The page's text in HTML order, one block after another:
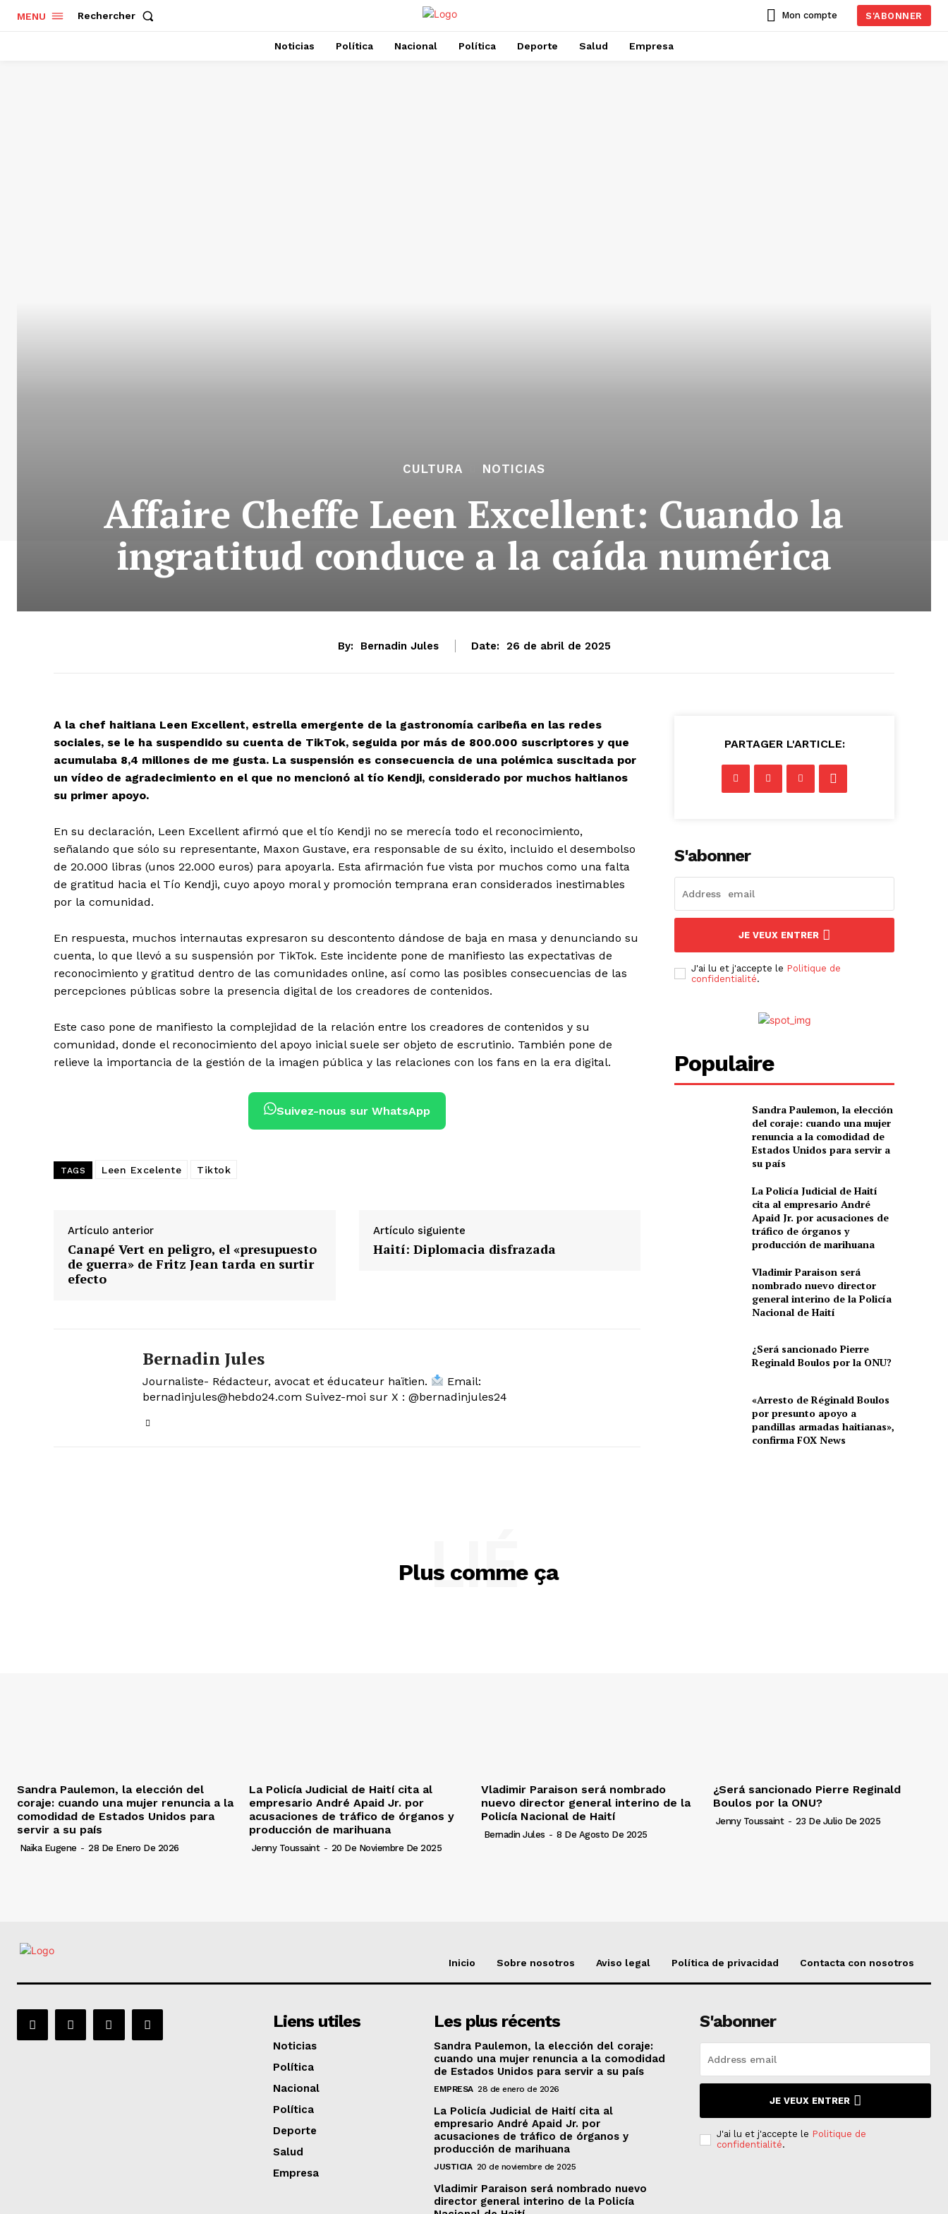
MENU Rechercher Mon compte S'ABONNER
Noticias Política Nacional Política Deporte Salud Empresa
CULTURA NOTICIAS
Affaire Cheffe Leen Excellent: Cuando la
ingratitud conduce a la caída numérica
By: Bernadin Jules Date: 26 de abril de 2025
A la chef haitiana Leen Excellent, estrella emergente de la gastronomía caribeña en las redes
sociales, se le ha suspendido su cuenta de TikTok, seguida por más de 800.000 suscriptores y que
acumulaba 8,4 millones de me gusta. La suspensión es consecuencia de una polémica suscitada por
un vídeo de agradecimiento en el que no mencionó al tío Kendji, considerado por muchos haitianos
su primer apoyo.
En su declaración, Leen Excellent afirmó que el tío Kendji no se merecía todo el reconocimiento,
señalando que sólo su representante, Maxon Gustave, era responsable de su éxito, incluido el desembolso
de 20.000 libras (unos 22.000 euros) para apoyarla. Esta afirmación fue vista por muchos como una falta
de gratitud hacia el Tío Kendji, cuyo apoyo moral y promoción temprana eran considerados inestimables
por la comunidad.
En respuesta, muchos internautas expresaron su descontento dándose de baja en masa y denunciando su
cuenta, lo que llevó a su suspensión por TikTok. Este incidente pone de manifiesto las expectativas de
reconocimiento y gratitud dentro de las comunidades online, así como las posibles consecuencias de las
percepciones públicas sobre la presencia digital de los creadores de contenidos.
Este caso pone de manifiesto la complejidad de la relación entre los creadores de contenidos y su
comunidad, donde el reconocimiento del apoyo inicial suele ser objeto de escrutinio. También pone de
relieve la importancia de la gestión de la imagen pública y las relaciones con los fans en la era digital.
Suivez-nous sur WhatsApp
TAGS Leen Excelente Tiktok
Artículo anterior
Canapé Vert en peligro, el «presupuesto
de guerra» de Fritz Jean tarda en surtir
efecto
Artículo siguiente
Haití: Diplomacia disfrazada
Bernadin Jules
Journaliste- Rédacteur, avocat et éducateur haïtien.
Email:
bernadinjules@hebdo24.com Suivez-moi sur X : @bernadinjules24
PARTAGER L'ARTICLE:
S'abonner
JE VEUX ENTRER
J'ai lu et j'accepte le Politique de
confidentialité.
Populaire
Sandra Paulemon, la elección
del coraje: cuando una mujer
renuncia a la comodidad de
Estados Unidos para servir a
su país
La Policía Judicial de Haití
cita al empresario André
Apaid Jr. por acusaciones de
tráfico de órganos y
producción de marihuana
Vladimir Paraison será
nombrado nuevo director
general interino de la Policía
Nacional de Haití
¿Será sancionado Pierre
Reginald Boulos por la ONU?
«Arresto de Réginald Boulos
por presunto apoyo a
pandillas armadas haitianas»,
confirma FOX News
Plus comme ça
LIÉ
Sandra Paulemon, la elección del
coraje: cuando una mujer renuncia a la
comodidad de Estados Unidos para
servir a su país
Naïka Eugene - 28 De Enero De 2026
La Policía Judicial de Haití cita al
empresario André Apaid Jr. por
acusaciones de tráfico de órganos y
producción de marihuana
Jenny Toussaint - 20 De Noviembre De 2025
Vladimir Paraison será nombrado
nuevo director general interino de la
Policía Nacional de Haití
Bernadin Jules - 8 De Agosto De 2025
¿Será sancionado Pierre Reginald
Boulos por la ONU?
Jenny Toussaint - 23 De Julio De 2025
Inicio Sobre nosotros Aviso legal Política de privacidad Contacta con nosotros
Liens utiles
Noticias
Política
Nacional
Política
Deporte
Salud
Empresa
Les plus récents
Sandra Paulemon, la elección del coraje:
cuando una mujer renuncia a la comodidad
de Estados Unidos para servir a su país
EMPRESA 28 de enero de 2026
La Policía Judicial de Haití cita al
empresario André Apaid Jr. por
acusaciones de tráfico de órganos y
producción de marihuana
JUSTICIA 20 de noviembre de 2025
Vladimir Paraison será nombrado nuevo
director general interino de la Policía
S'abonner
JE VEUX ENTRER
J'ai lu et j'accepte le Politique de
confidentialité.